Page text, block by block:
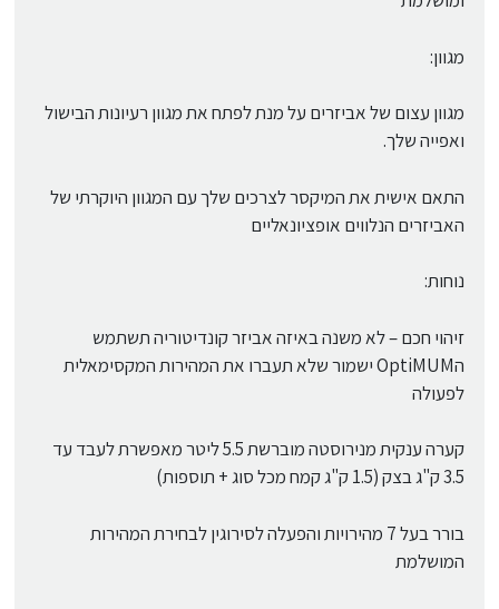
מגוון:
מגוון עצום של אביזרים על מנת לפתח את מגוון רעיונות הבישול
ואפייה שלך.
התאם אישית את המיקסר לצרכים שלך עם המגוון היוקרתי של
האביזרים הנלווים אופציונאליים
נוחות:
זיהוי חכם – לא משנה באיזה אביזר קונדיטוריה תשתמש
הOptiMUM ישמור שלא תעברו את המהירות המקסימאלית
לפעולה
קערה ענקית מנירוסטה מוברשת 5.5 ליטר מאפשרת לעבד עד
3.5 ק"ג בצק (1.5 ק"ג קמח מכל סוג + תוספות)
בורר בעל 7 מהירויות והפעלה לסירוגין לבחירת המהירות
המושלמת